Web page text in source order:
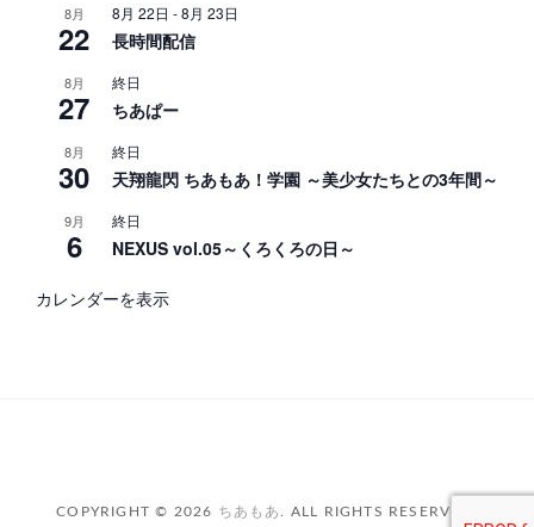
8月
22
8月 22日 -8月 23日
長時間配信
8月
27
終日
ちあぱー
8月
30
終日
天翔龍閃 ちあもあ！学園 ～美少女たちとの3年間～
9月
6
終日
NEXUS vol.05～くろくろの日～
カレンダーを表示
COPYRIGHT © 2026 ちあもあ . ALL RIGHTS RESERVED.